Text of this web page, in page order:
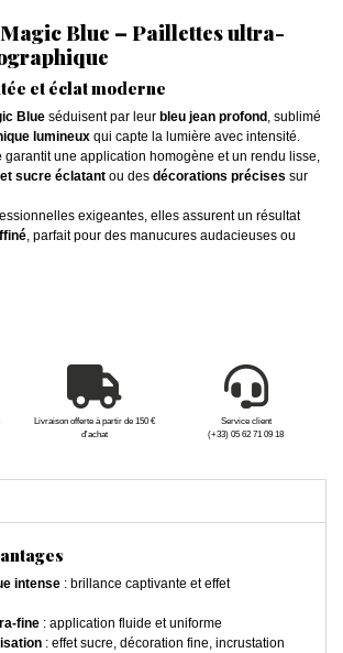
Blue – Paillettes ultra-
et éclat moderne
Blue séduisent par leur bleu jean profond , sublimé
lumineux qui capte la lumière avec intensité.
garantit une application homogène et un rendu lisse,
sucre éclatant ou des décorations précises sur
exigeantes, elles assurent un résultat
, parfait pour des manucures audacieuses ou
Livraison offerte à partir de 150 €
d'achat
Service client
(+33) 05 62 71 09 18
intense : brillance captivante et effet
fine : application fluide et uniforme
: effet sucre, décoration fine, incrustation